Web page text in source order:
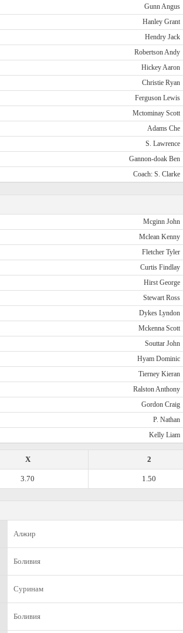
Gunn Angus
Hanley Grant
Hendry Jack
Robertson Andy
Hickey Aaron
Christie Ryan
Ferguson Lewis
Mctominay Scott
Adams Che
S. Lawrence
Gannon-doak Ben
Coach: S. Clarke
Mcginn John
Mclean Kenny
Fletcher Tyler
Curtis Findlay
Hirst George
Stewart Ross
Dykes Lyndon
Mckenna Scott
Souttar John
Hyam Dominic
Tierney Kieran
Ralston Anthony
Gordon Craig
P. Nathan
Kelly Liam
2
X
1.50
3.70
Алжир
Боливия
Суринам
Боливия